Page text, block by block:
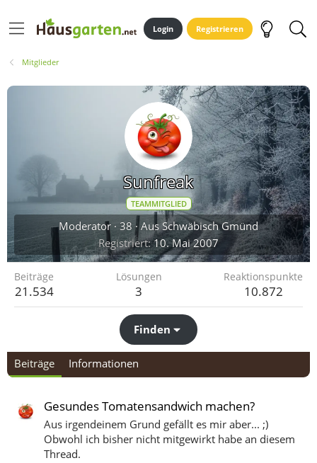
Login Registrieren
Mitglieder
Sunfreak
TEAMMITGLIED
Moderator · 38 ·AusSchwäbisch Gmünd
Registriert 10. Mai 2007
Beiträge
21.534
Lösungen
3
Reaktionspunkte
10.872
Finden
Beiträge Informationen
Gesundes Tomatensandwich machen?
Aus irgendeinem Grund gefällt es mir aber... ;)
Obwohl ich bisher nicht mitgewirkt habe an diesem
Thread.